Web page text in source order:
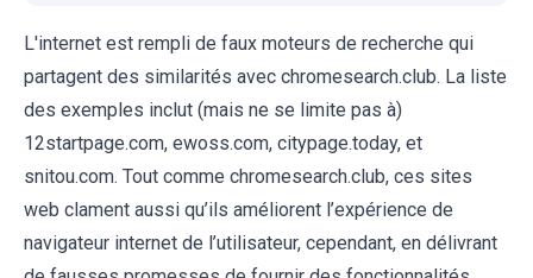
L'internet est rempli de faux moteurs de recherche qui
partagent des similarités avec chromesearch.club. La liste
des exemples inclut (mais ne se limite pas à)
12startpage.com, ewoss.com, citypage.today, et
snitou.com. Tout comme chromesearch.club, ces sites
web clament aussi qu’ils améliorent l’expérience de
navigateur internet de l’utilisateur, cependant, en délivrant